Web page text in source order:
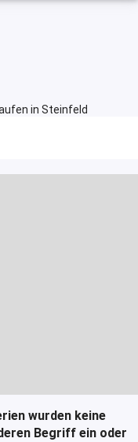
in Steinfeld
wurden keine
Begriff ein oder